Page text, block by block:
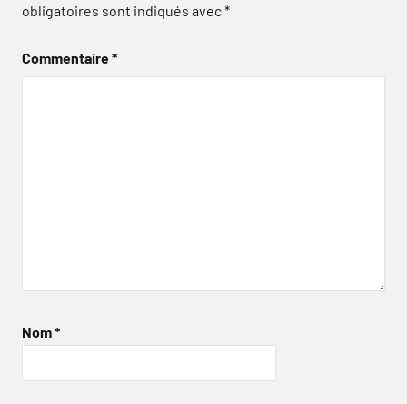
obligatoires sont indiqués avec*
Commentaire*
Nom*